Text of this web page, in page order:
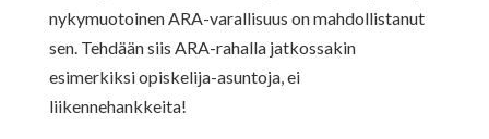
nykymuotoinen ARA-varallisuus on mahdollistanut
sen. Tehdään siis ARA-rahalla jatkossakin
esimerkiksi opiskelija-asuntoja, ei
liikennehankkeita!